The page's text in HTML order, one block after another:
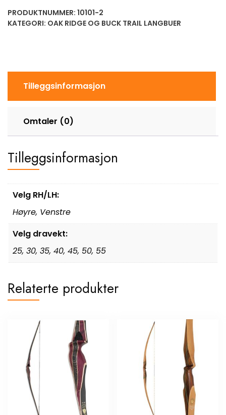
PRODUKTNUMMER: 10101-2
KATEGORI: OAK RIDGE OG BUCK TRAIL LANGBUER
Tilleggsinformasjon
Omtaler (0)
Tilleggsinformasjon
Velg RH/LH:
Høyre, Venstre
Velg dravekt:
25, 30, 35, 40, 45, 50, 55
Relaterte produkter